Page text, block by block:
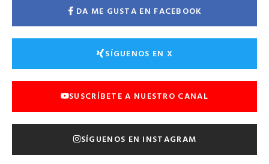
DA ME GUSTA EN FACEBOOK
SÍGUENOS EN X
SUSCRÍBETE A NUESTRO CANAL
SÍGUENOS EN INSTAGRAM